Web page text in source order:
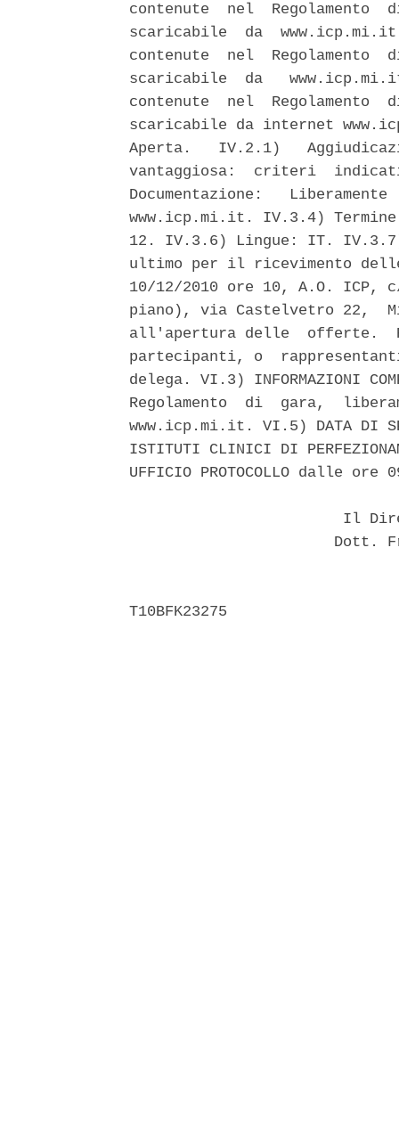
contenute  nel
scaricabile  da
contenute  nel
scaricabile  da
contenute  nel
scaricabile da internet
Aperta.   IV.2.1)
vantaggiosa:  criteri
Documentazione:
www.icp.mi.it. IV.3.4)
12. IV.3.6) Lingue: IT.
ultimo per il ricevimento
10/12/2010 ore 10, A.O. ICP,
piano), via Castelvetro 22,
all'apertura delle  offerte.
partecipanti, o
delega. VI.3) INFORMAZIONI
Regolamento  di  gara,
www.icp.mi.it. VI.5) DATA DI
ISTITUTI CLINICI DI
UFFICIO PROTOCOLLO dalle
Il
Dott.